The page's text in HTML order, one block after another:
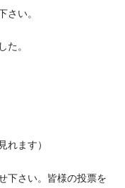
さい。
た。
れます）
下さい。皆様の投票を